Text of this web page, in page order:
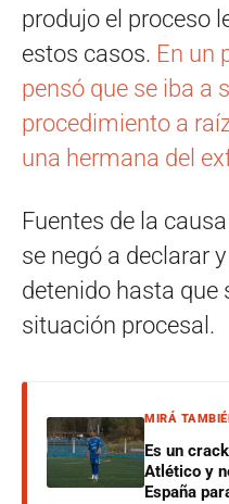
produjo el proceso
estos casos. En un
pensó que se iba a
procedimiento a
una hermana del
Fuentes de la
se negó a declarar
detenido hasta que
situación procesal.
MIRÁ
Es un
Atlético y
España